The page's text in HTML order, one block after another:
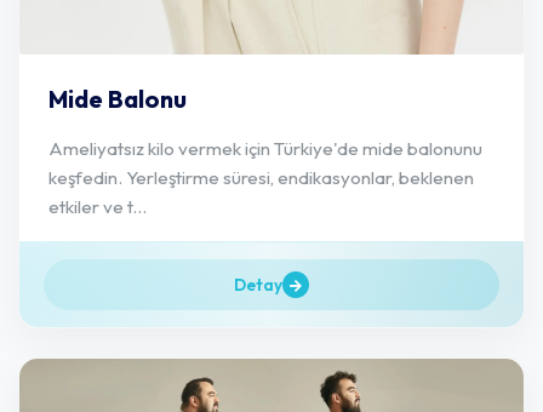
Mide Balonu
Ameliyatsız kilo vermek için Türkiye'de mide balonunu
keşfedin. Yerleştirme süresi, endikasyonlar, beklenen
etkiler ve t...
Detay